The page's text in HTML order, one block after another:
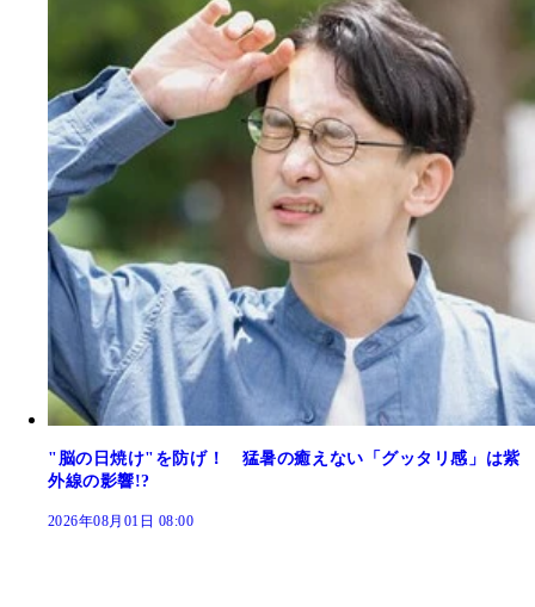
"脳の日焼け"を防げ！ 猛暑の癒えない「グッタリ感」は紫
外線の影響!?
2026年08月01日 08:00